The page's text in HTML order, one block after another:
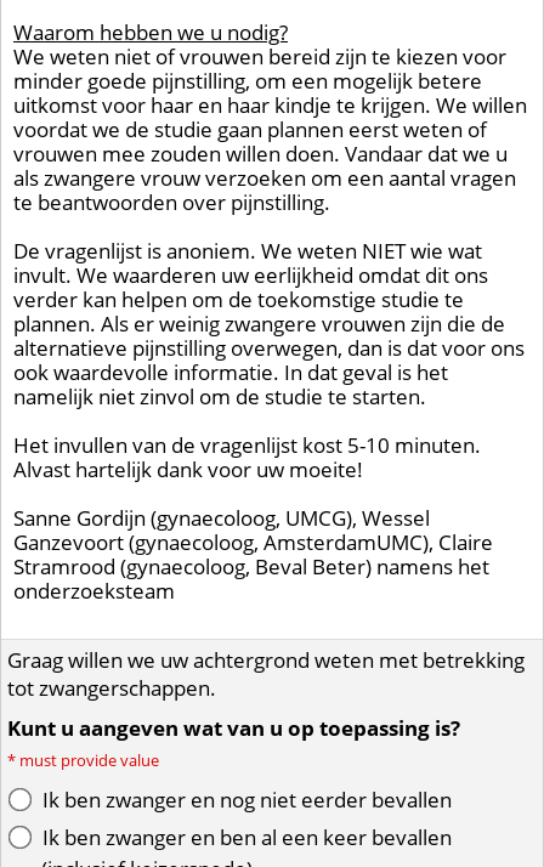
Waarom hebben we u nodig?
We weten niet of vrouwen bereid zijn te kiezen voor
minder goede pijnstilling, om een mogelijk betere
uitkomst voor haar en haar kindje te krijgen. We willen
voordat we de studie gaan plannen eerst weten of
vrouwen mee zouden willen doen. Vandaar dat we u
als zwangere vrouw verzoeken om een aantal vragen
te beantwoorden over pijnstilling.
De vragenlijst is anoniem. We weten NIET wie wat
invult. We waarderen uw eerlijkheid omdat dit ons
verder kan helpen om de toekomstige studie te
plannen. Als er weinig zwangere vrouwen zijn die de
alternatieve pijnstilling overwegen, dan is dat voor ons
ook waardevolle informatie. In dat geval is het
namelijk niet zinvol om de studie te starten.
Het invullen van de vragenlijst kost 5-10 minuten.
Alvast hartelijk dank voor uw moeite!
Sanne Gordijn (gynaecoloog, UMCG), Wessel
Ganzevoort (gynaecoloog, AmsterdamUMC), Claire
Stramrood (gynaecoloog, Beval Beter) namens het
onderzoeksteam
Graag willen we uw achtergrond weten met betrekking
tot zwangerschappen.
Kunt u aangeven wat van u op toepassing is?
* must provide value
Ik ben zwanger en nog niet eerder bevallen
Ik ben zwanger en ben al een keer bevallen